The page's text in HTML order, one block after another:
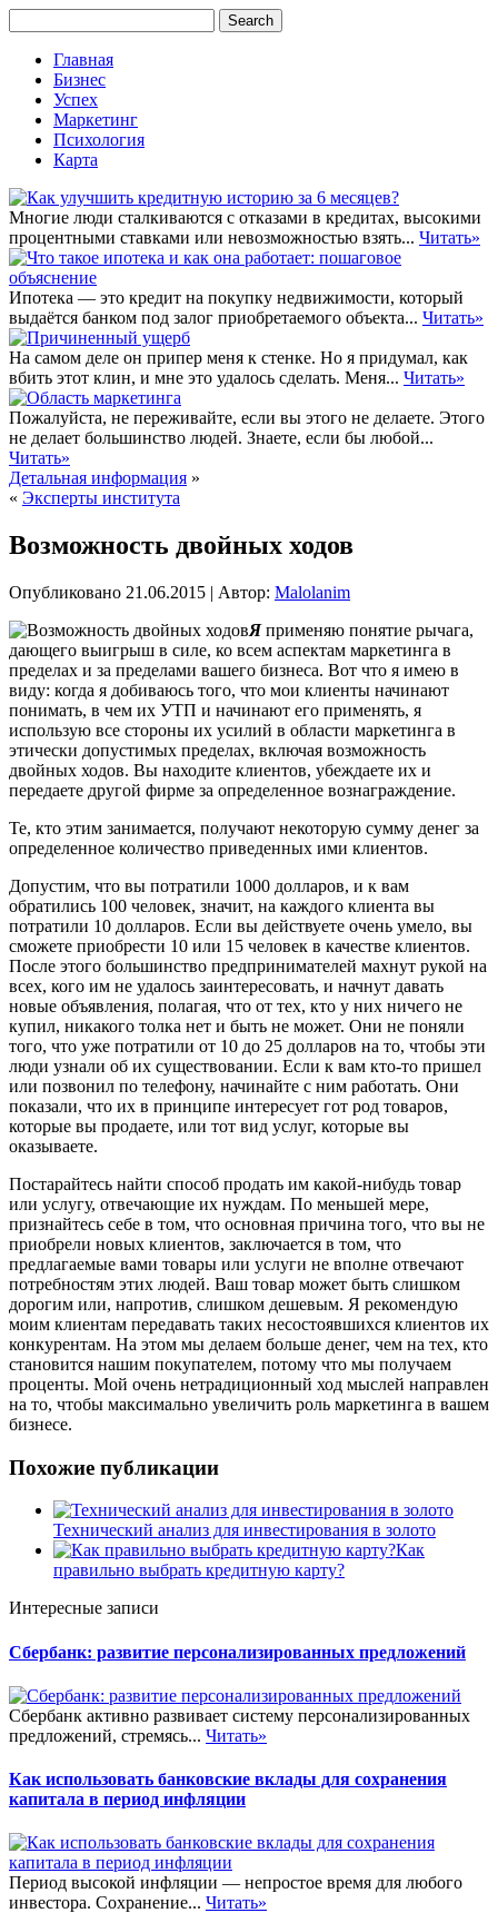
Главная
Бизнес
Успех
Маркетинг
Психология
Карта
Многие люди сталкиваются с отказами в кредитах, высокими
процентными ставками или невозможностью взять... Читать»
Ипотека — это кредит на покупку недвижимости, который
выдаётся банком под залог приобретаемого объекта... Читать»
На самом деле он припер меня к стенке. Но я придумал, как
вбить этот клин, и мне это удалось сделать. Меня... Читать»
Пожалуйста, не переживайте, если вы этого не делаете. Этого
не делает большинство людей. Знаете, если бы любой...
Читать»
Детальная информация »
« Эксперты института
Возможность двойных ходов
Опубликовано 21.06.2015 | Автор: Malolanim
Яприменяю понятие рычага,
дающего выигрыш в силе, ко всем аспектам маркетинга в
пределах и за пределами вашего бизнеса. Вот что я имею в
виду: когда я добиваюсь того, что мои клиенты начинают
понимать, в чем их УТП и начинают его применять, я
использую все стороны их усилий в области маркетинга в
этически допустимых пределах, включая возможность
двойных ходов. Вы находите клиентов, убеждаете их и
передаете другой фирме за определенное вознаграждение.
Те, кто этим занимается, получают некоторую сумму денег за
определенное количество приведенных ими клиентов.
Допустим, что вы потратили 1000 долларов, и к вам
обратились 100 человек, значит, на каждого клиента вы
потратили 10 долларов. Если вы действуете очень умело, вы
сможете приобрести 10 или 15 человек в качестве клиентов.
После этого большинство предпринимателей махнут рукой на
всех, кого им не удалось заинтересовать, и начнут давать
новые объявления, полагая, что от тех, кто у них ничего не
купил, никакого толка нет и быть не может. Они не поняли
того, что уже потратили от 10 до 25 долларов на то, чтобы эти
люди узнали об их существовании. Если к вам кто-то пришел
или позвонил по телефону, начинайте с ним работать. Они
показали, что их в принципе интересует гот род товаров,
которые вы продаете, или тот вид услуг, которые вы
оказываете.
Постарайтесь найти способ продать им какой-нибудь товар
или услугу, отвечающие их нуждам. По меньшей мере,
признайтесь себе в том, что основная причина того, что вы не
приобрели новых клиентов, заключается в том, что
предлагаемые вами товары или услуги не вполне отвечают
потребностям этих людей. Ваш товар может быть слишком
дорогим или, напротив, слишком дешевым. Я рекомендую
моим клиентам передавать таких несостоявшихся клиентов их
конкурентам. На этом мы делаем больше денег, чем на тех, кто
становится нашим покупателем, потому что мы получаем
проценты. Мой очень нетрадиционный ход мыслей направлен
на то, чтобы максимально увеличить роль маркетинга в вашем
бизнесе.
Похожие публикации
Технический анализ для инвестирования в золото
Как
правильно выбрать кредитную карту?
Интересные записи
Сбербанк: развитие персонализированных предложений
Сбербанк активно развивает систему персонализированных
предложений, стремясь... Читать»
Как использовать банковские вклады для сохранения
капитала в период инфляции
Период высокой инфляции — непростое время для любого
инвестора. Сохранение... Читать»